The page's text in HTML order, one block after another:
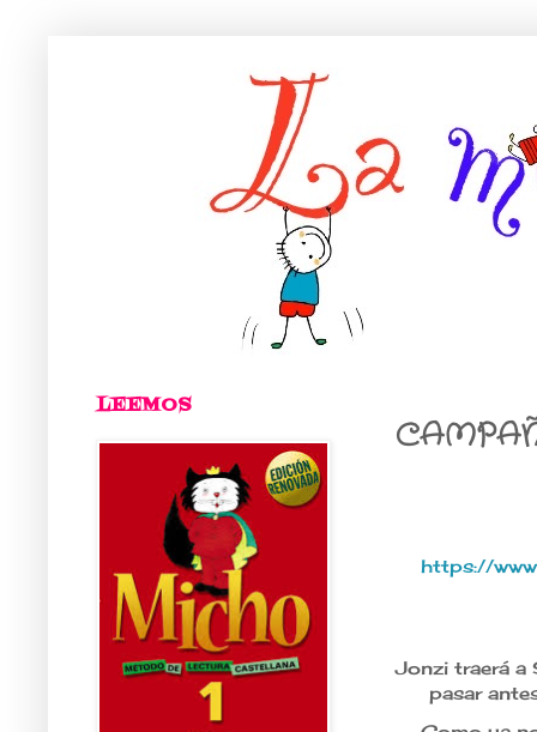
https://
Jonzi traerá a
pasar
LEEMOS